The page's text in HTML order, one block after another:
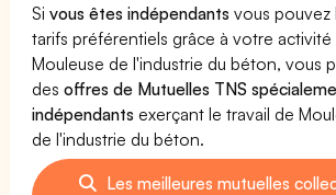
Sivous êtes indépendants vous
tarifs préférentiels grâce à votre
Mouleuse de l'industrie du béton, vous
desoffres de Mutuelles TNS
indépendants exerçant le travail de
de l'industrie du béton.
Les meilleures mutuelles